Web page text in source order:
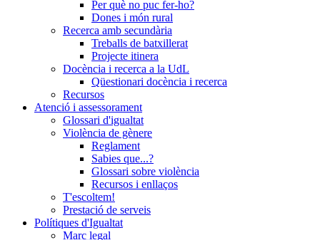
Per què no puc fer-ho?
Dones i món rural
Recerca amb secundària
Treballs de batxillerat
Projecte itinera
Docència i recerca a la UdL
Qüestionari docència i recerca
Recursos
Atenció i assessorament
Glossari d'igualtat
Violència de gènere
Reglament
Sabies que...?
Glossari sobre violència
Recursos i enllaços
T'escoltem!
Prestació de serveis
Polítiques d'Igualtat
Marc legal